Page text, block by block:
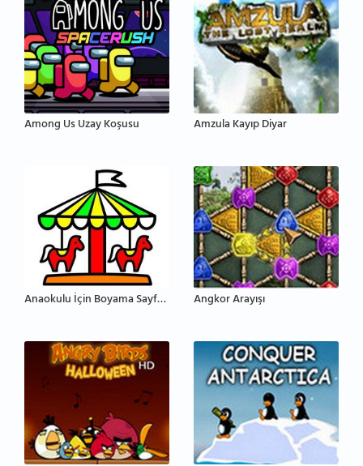
Among Us Uzay Koşusu Amzula Kayıp Diyar
Anaokulu İçin Boyama Sayfaları Angkor Arayışı